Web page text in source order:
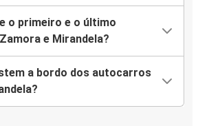
o primeiro e o último
e Mirandela?
a bordo dos autocarros